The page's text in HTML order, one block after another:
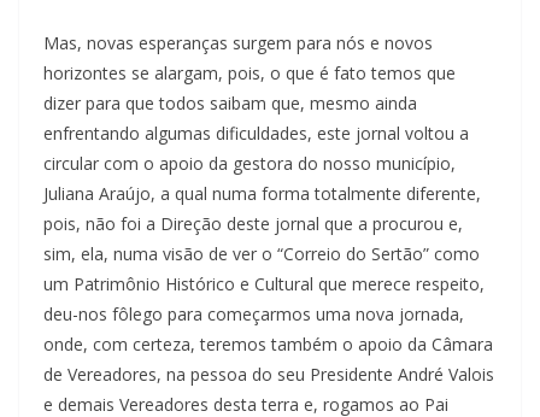
Mas, novas esperanças surgem para nós e novos
horizontes se alargam, pois, o que é fato temos que
dizer para que todos saibam que, mesmo ainda
enfrentando algumas dificuldades, este jornal voltou a
circular com o apoio da gestora do nosso município,
Juliana Araújo, a qual numa forma totalmente diferente,
pois, não foi a Direção deste jornal que a procurou e,
sim, ela, numa visão de ver o “Correio do Sertão” como
um Patrimônio Histórico e Cultural que merece respeito,
deu-nos fôlego para começarmos uma nova jornada,
onde, com certeza, teremos também o apoio da Câmara
de Vereadores, na pessoa do seu Presidente André Valois
e demais Vereadores desta terra e, rogamos ao Pai